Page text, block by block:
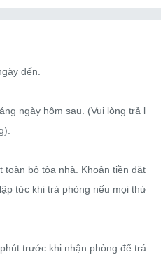
đến.
ngày hôm sau. (Vui lòng trả l
bộ tòa nhà. Khoản tiền đặt
tức khi trả phòng nếu mọi thứ
trước khi nhận phòng để trá